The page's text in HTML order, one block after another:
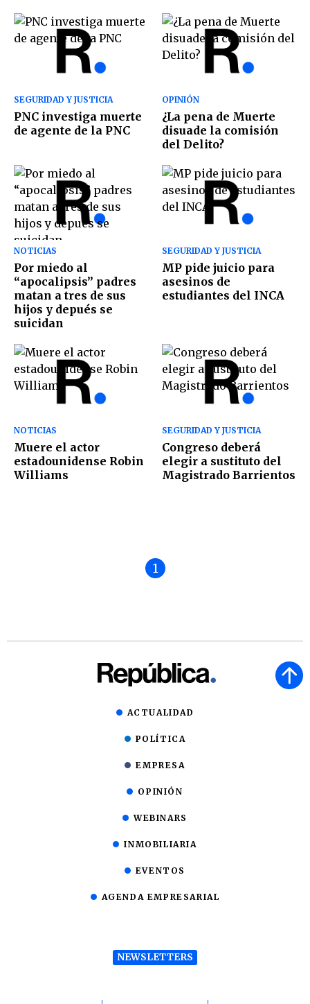
SEGURIDAD Y JUSTICIA
PNC investiga muerte
de agente de la PNC
OPINIÓN
¿La pena de Muerte
disuade la comisión
del Delito?
NOTICIAS
Por miedo al
“apocalipsis” padres
matan a tres de sus
hijos y depués se
suicidan
SEGURIDAD Y JUSTICIA
MP pide juicio para
asesinos de
estudiantes del INCA
NOTICIAS
Muere el actor
estadounidense Robin
Williams
SEGURIDAD Y JUSTICIA
Congreso deberá
elegir a sustituto del
Magistrado Barrientos
1
ACTUALIDAD
POLÍTICA
EMPRESA
OPINIÓN
WEBINARS
INMOBILIARIA
EVENTOS
AGENDA EMPRESARIAL
NEWSLETTERS